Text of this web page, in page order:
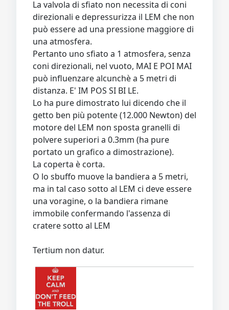
La valvola di sfiato non necessita di coni
direzionali e depressurizza il LEM che non
può essere ad una pressione maggiore di
una atmosfera.
Pertanto uno sfiato a 1 atmosfera, senza
coni direzionali, nel vuoto, MAI E POI MAI
può influenzare alcunchè a 5 metri di
distanza. E' IM POS SI BI LE.
Lo ha pure dimostrato lui dicendo che il
getto ben più potente (12.000 Newton) del
motore del LEM non sposta granelli di
polvere superiori a 0.3mm (ha pure
portato un grafico a dimostrazione).
La coperta è corta.
O lo sbuffo muove la bandiera a 5 metri,
ma in tal caso sotto al LEM ci deve essere
una voragine, o la bandiera rimane
immobile confermando l'assenza di
cratere sotto al LEM
Tertium non datur.